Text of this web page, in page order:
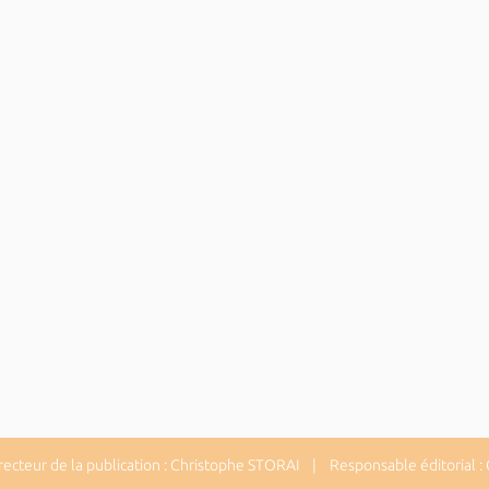
de la publication : Christophe STORAI | Responsable éditorial :